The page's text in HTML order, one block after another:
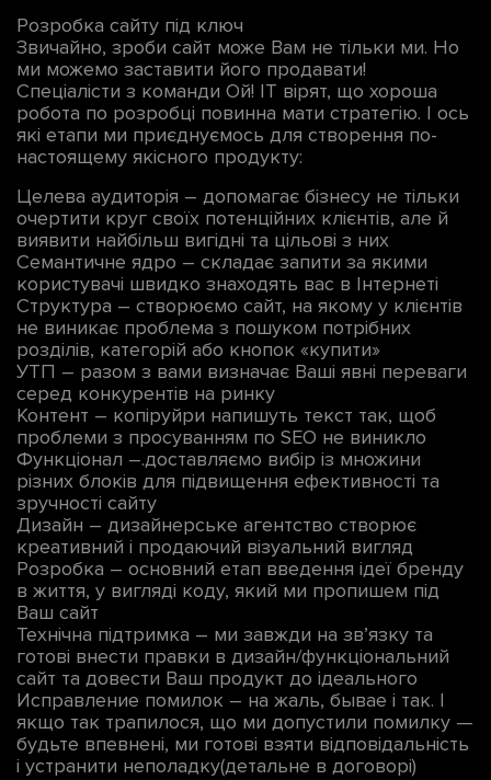
Розробка сайту під ключ
Звичайно, зроби сайт може Вам не тільки ми. Но
ми можемо заставити його продавати!
Спеціалісти з команди Ой! IT вірят, що хороша
робота по розробці повинна мати стратегію. І ось
які етапи ми приєднуємось для створення по-
настоящему якісного продукту:
Целева аудиторія – допомагає бізнесу не тільки
очертити круг своїх потенційних клієнтів, але й
виявити найбільш вигідні та цільові з них
Семантичне ядро ​​– складає запити за якими
користувачі швидко знаходять вас в Інтернеті
Структура – ​​створюємо сайт, на якому у клієнтів
не виникає проблема з пошуком потрібних
розділів, категорій або кнопок «купити»
УТП – разом з вами визначає Ваші явні переваги
серед конкурентів на ринку
Контент – копіруйри напишуть текст так, щоб
проблеми з просуванням по SEO не виникло
Функціонал –.доставляємо вибір із множини
різних блоків для підвищення ефективності та
зручності сайту
Дизайн – дизайнерське агентство створює
креативний і продаючий візуальний вигляд
Розробка – основний етап введення ідеї бренду
в життя, у вигляді коду, який ми пропишем під
Ваш сайт
Технічна підтримка – ми завжди на зв’язку та
готові внести правки в дизайн/функціональний
сайт та довести Ваш продукт до ідеального
Исправление помилок – на жаль, бывае і так. І
якщо так трапилося, що ми допустили помилку —
будьте впевнені, ми готові взяти відповідальність
і устранити неполадку(детальне в договорі)